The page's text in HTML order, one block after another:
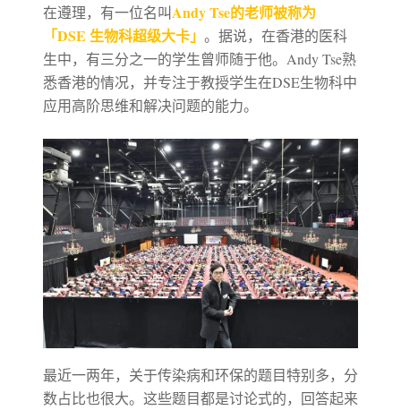
在遵理，有一位名叫Andy Tse的老师被称为
「DSE 生物科超级大卡」 。据说，在香港的医科
生中，有三分之一的学生曾师随于他。Andy Tse熟
悉香港的情况，并专注于教授学生在DSE生物科中
应用高阶思维和解决问题的能力。
最近一两年，关于传染病和环保的题目特别多，分
数占比也很大。这些题目都是讨论式的，回答起来